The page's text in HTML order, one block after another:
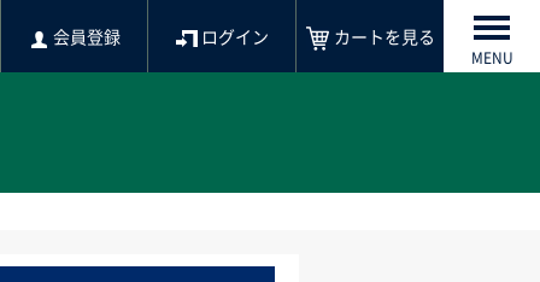
会員登録 ログイン カートを見る
MENU